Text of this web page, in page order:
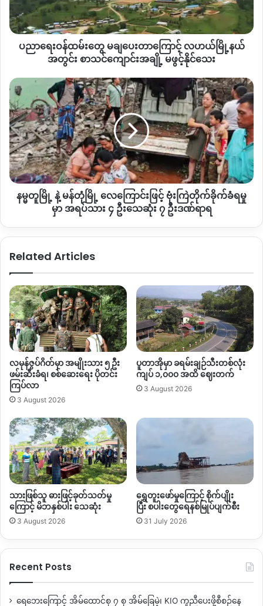
ဒါပေမယ့်လည်း စစ်ရှောင်စခန်း တစ်ခုနဲ့ တစ်ခုမတူသလို
အိမ်ထောင်စု အရေအတွက် တူခဲ့ရင်တောင် မိသားစု အရေအတွက်
မတူညီနိုင်တဲ့အပြင် ဆက်သွယ်ရေး အခက်အခဲအမျိုးမျိုးကြောင့်
သိရှိရပါတယ်။
ဒီလိုပြုပြင်ဖို့အတွက် စစ်ရှောင်စခန်းက ပြည်သူတွေအနေနဲ့ ငွေကြေး
အခက်အခဲတွေအပြင် ငွေကြေးရရှိနိုင်တဲ့ အလုပ်အကိုင်တွေလည်း
ရှားပါးနေတာ ဖြစ်ပါတယ်။
ဒါ့အပြင် စစ်ရေးအခြေအနေတွေကြောင့် မိမိကျေးရွာအတွင်း
လုပ်ကိုင်နေတဲ့ လယ်ယာလုပ်ငန်းတွေကိုလည်း ရပ်နားထားရတဲ့
အပြင် လက်ရှိတိမ်းရှောင်နေတဲ့ နေရာမှာလည်း အလုပ်အကိုင်တွေ
ခက်ခဲတဲ့အတွက် စစ်ရှောင်ပြည်သူတွေဟာ ကိုယ့်အားကိုယ်ကိုးပြီး
ရှင်သန်စားသောက်ဖို့ ခက်ခဲနေတာ ဖြစ်ပါတယ်။
လက်ရှိ နောင်ချိန်း လဘန်ကျေးရွာတွေမှာ တိမ်းရှောင်နေကြတဲ့ စစ်
ရှောင်တွေဟာ ၂၀၂၄ မတ်လလောက်ကနေ
ကောင်စီတပ်တို့အကြား တိုက်ပွဲကြောင့် တိမ်းရှောင်ခဲ့ရတာဟာ တစ်
နှစ်ကျော်ကြာ ကြာမြင့်လာပြီ ဖြစ်ပါတယ်။
ဒါအပြင် တိမ်းရှောင်နေထိုင်နေကြတဲ့ သူတွေထဲမှာ အောင်မြေ(၁)၊
အောင်မြေ(၂)၊ တာလောကြီး၊ နောင်ဟီး၊ စန်းကား၊ ဝူယန်၊ ခကွမ်၊
ဝါရှောင် စတဲ့ ကျေးရွာက ပြည်သူတွေ ပါဝင်ပြီး ခန့်မှန်းချေ စစ်
ရှောင် စခန်းပေါင်း ၂၀ကျော် ရှိတယ်လို့ စစ်ရှောင်တာဝန်ခံတွေက ဆို
ပါတယ်။
တစ်ဖက်မှာလည်း ကမ္ဘာ့စားနပ်ရိက္ခာအဖွဲ့
လည်း နိုင်ငံတကာ နိုင်ငံ‌ရေး ပြဿနာတွေကြောင့်
တဲ့ ၂၀၂၅ မတ်လလောက်ကနေ တဖြည်းဖြည်း ပျောက်ကွယ်သွားခဲ့
ရတာဘဲ ဖြစ်ပါတယ်။
By – Hope
Copy URL
ကြော
င့်
အတွင်း စာသင်ကျောင်း
အချို့
မ
ဖွ
င့်
နိုင်
သေး
ပညာရေးဝန်ထမ်းတွေ မချပေးတာကြောင့် လဟယ်မြို့နယ်
အတွင်း စာသင်ကျောင်းအချို့ မဖွင့်နိုင်သေး
န
မ
တူ
မြို့
နဲ့
မန်
တုံ
မြို့
လေကြောင်း
ဖြင့်
ရ
အရပ်သား
၄
ဦး
သေဆုံး
၇
ဒဏ်ရာ
ရ
နမ္မတူမြို့ နဲ့ မန်တုံမြို့ လေကြောင်းဖြင့် ဗုံးကြဲတိုက်ခိုက်ခံရမှု
မှာ အရပ်သား ၄ ဦးသေဆုံး ၇ ဦးဒဏ်ရာရ
Related Articles
လမုန်ဇွပ်ဂိတ်မှာ အမျိုးသား ၅ ဦး
ဖမ်းဆီးခံရ၊ စစ်ဆေးရေး ပိုတင်း
ကြပ်လာ
3 August 2026
ပူတာအိုမှာ ခရမ်းချဉ်သီးတစ်လုံး
ကျပ် ၁,၀၀၀ အထိ ဈေးတက်
3 August 2026
သားဖြစ်သူ ဓားဖြင့်ခုတ်သတ်မှု
ကြောင့် မိဘနှစ်ပါး သေဆုံး
3 August 2026
ရွှေတူးဖော်မှုကြောင့် စိုက်ပျိုး
ပြီး စပါးတွေရေနစ်မြုပ်ပျက်စီး
31 July 2026
Recent Posts
ရေဘေးကြောင့် အိမ်ထောင်စု ၇ စု အိမ်ခြေမဲ့၊ KIO ကူညီပေးဖို့စီစဉ်နေ